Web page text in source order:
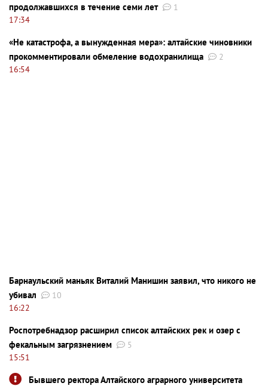
продолжавшихся в течение семи лет
1
17:34
«Не катастрофа, а вынужденная мера»: алтайские чиновники
прокомментировали обмеление водохранилища
2
16:54
Барнаульский маньяк Виталий Манишин заявил, что никого не
убивал
10
16:22
Роспотребнадзор расширил список алтайских рек и озер с
фекальным загрязнением
5
15:51
Бывшего ректора Алтайского аграрного университета